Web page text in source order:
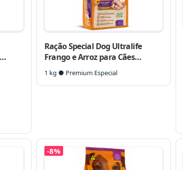
Ração Special Dog Ultralife
Frango e Arroz para Cães
Adultos Raças Pequenas
1 kg ● Premium Especial
-8%